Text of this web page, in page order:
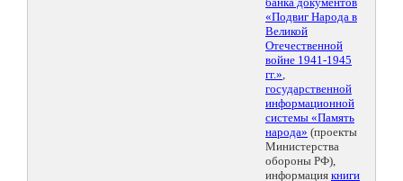
«Подвиг Народа в
Великой
Отечественной
войне 1941-1945
гг.»,
государственной
информационной
системы «Память
народа» (проекты
Министерства
обороны РФ),
информация книги